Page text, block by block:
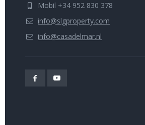
Mobil +34 952 830 378
info@slgproperty.com
info@casadelmar.nl